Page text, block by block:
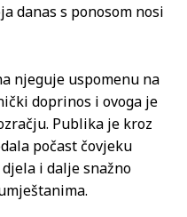
danas s ponosom nosi
njeguje uspomenu na
doprinos i ovoga je
Publika je kroz
počast čovjeku
i dalje snažno